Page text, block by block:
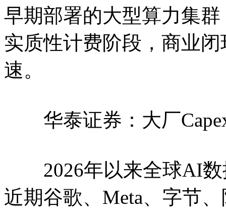
早期部署的大型算力集
实质性计费阶段，商业
速。
华泰证券：大厂
2026年以来全球AI数
近期谷歌、Meta、字节